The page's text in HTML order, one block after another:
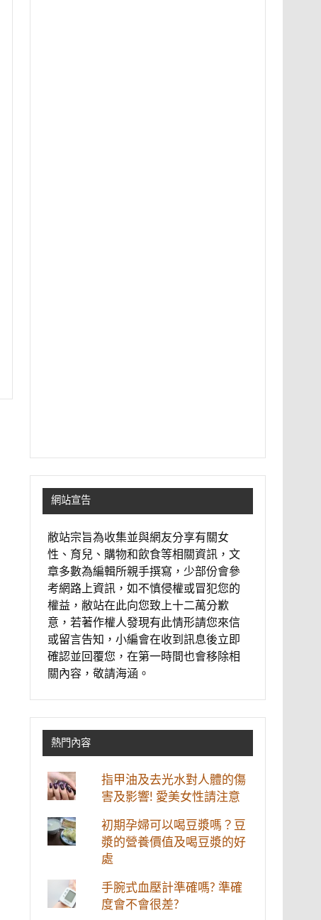
網站宣告
敝站宗旨為收集並與網友分享有關女
性、育兒、購物和飲食等相關資訊，文
章多數為編輯所親手撰寫，少部份會參
考網路上資訊，如不慎侵權或冒犯您的
權益，敝站在此向您致上十二萬分歉
意，若著作權人發現有此情形請您來信
或留言告知，小編會在收到訊息後立即
確認並回覆您，在第一時間也會移除相
關內容，敬請海涵。
熱門內容
指甲油及去光水對人體的傷
害及影響! 愛美女性請注意
初期孕婦可以喝豆漿嗎？豆
漿的營養價值及喝豆漿的好
處
手腕式血壓計準確嗎? 準確
度會不會很差?